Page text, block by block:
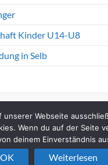
Kinder U14-U8
in Selb
Weißenstadt e.V.. Alle Rechte
ThemeGrill. Präsentiert von:
unserer Webseite
Wenn du auf der Seite
deinem Einverständnis
OK Weiterlesen